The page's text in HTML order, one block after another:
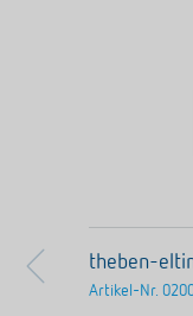
theben-
Artikel-Nr.